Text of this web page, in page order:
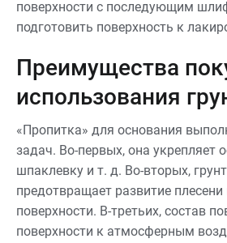
поверхности с последующим
подготовить поверхность к
Преимущества
использования
«Пропитка» для основания
задач. Во-первых, она укрепляет
шпаклевку и т. д. Во-вторых,
предотвращает развитие плесени
поверхности. В-третьих, состав
поверхности к атмосферным